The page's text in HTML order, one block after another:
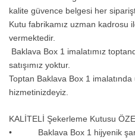
kalite güvence belgesi her
Kutu fabrikamız uzman kadrosu
vermektedir.
Baklava Box 1 imalatımız
satışımız yoktur.
Toptan Baklava Box 1
hizmetinizdeyiz.
KALİTELİ Şekerleme Kutusu
• Baklava Box 1 hijyenik